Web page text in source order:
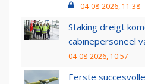
04-08-2026, 11:38
Staking dreigt
cabinepersoneel
04-08-2026, 10:57
Eerste